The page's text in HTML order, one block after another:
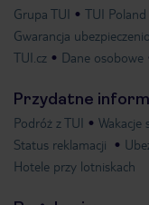
Grupa TUI TUI Poland
Gwarancja
TUI.cz
Dane osobowe
Przydatne
Podróż z TUI Wakacje
Status reklamacji
Hotele przy lotniskach